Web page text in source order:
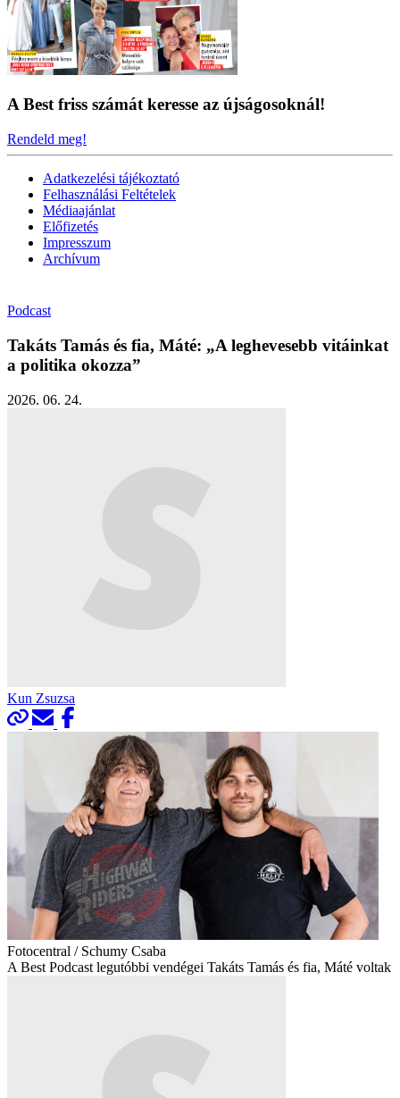
A Best friss számát keresse az újságosoknál!
Rendeld meg!
Adatkezelési tájékoztató
Felhasználási Feltételek
Médiaajánlat
Előfizetés
Impresszum
Archívum
Podcast
Takáts Tamás és fia, Máté: „A leghevesebb vitáinkat
a politika okozza”
2026. 06. 24.
Kun Zsuzsa
Fotocentral / Schumy Csaba
A Best Podcast legutóbbi vendégei Takáts Tamás és fia, Máté voltak